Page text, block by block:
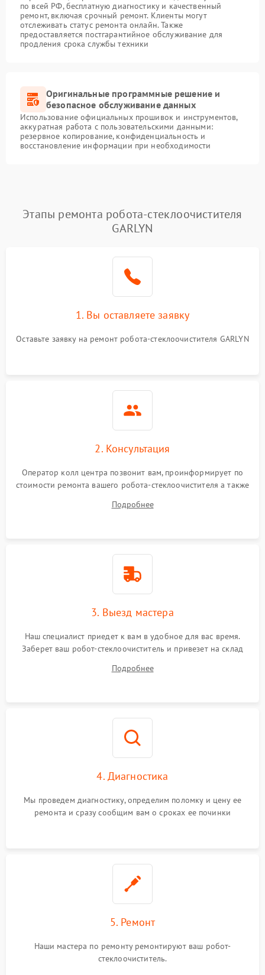
по всей РФ, бесплатную диагностику и качественный
ремонт, включая срочный ремонт. Клиенты могут
отслеживать статус ремонта онлайн. Также
предоставляется постгарантийное обслуживание для
продления срока службы техники
Оригинальные программные решение и
безопасное обслуживание данных
Использование официальных прошивок и инструментов,
аккуратная работа с пользовательскими данными:
резервное копирование, конфиденциальность и
восстановление информации при необходимости
Этапы ремонта робота-стеклоочистителя
GARLYN
1. Вы оставляете заявку
Оставьте заявку на ремонт робота-стеклоочистителя GARLYN
2. Консультация
Оператор колл центра позвонит вам, проинформирует по
стоимости ремонта вашего робота-стеклоочистителя а также
Подробнее
3. Выезд мастера
Наш специалист приедет к вам в удобное для вас время.
Заберет ваш робот-стеклоочиститель и привезет на склад
Подробнее
4. Диагностика
Мы проведем диагностику, определим поломку и цену ее
ремонта и сразу сообщим вам о сроках ее починки
5. Ремонт
Наши мастера по ремонту ремонтируют ваш робот-
стеклоочиститель.